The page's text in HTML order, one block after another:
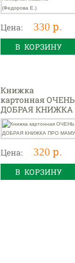
Цена: 330 р.
В КОРЗИНУ
Книжка
картонная ОЧЕНЬ
ДОБРАЯ КНИЖКА
ПРО МАМУ
Цена: 320 р.
В КОРЗИНУ